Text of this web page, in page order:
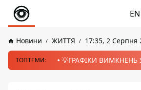
EN
Новини ЖИТТЯ 17:35, 2 Серпня
ТОПТЕМИ: 💡ГРАФІКИ ВИМКНЕНЬ